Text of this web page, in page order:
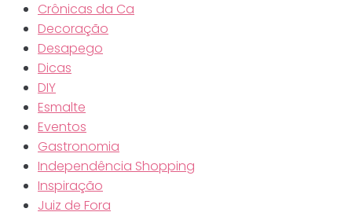
Crônicas da Ca
Decoração
Desapego
Dicas
DIY
Esmalte
Eventos
Gastronomia
Independência Shopping
Inspiração
Juiz de Fora